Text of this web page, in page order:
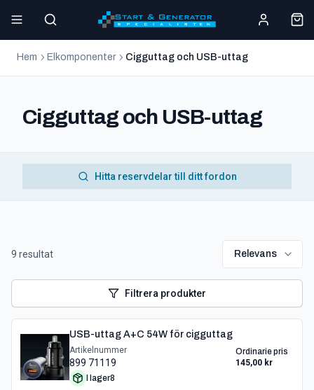
Hem Elkomponenter Cigguttag och USB-uttag
Cigguttag och USB-uttag
Hitta reservdelar till ditt fordon
9 resultat Relevans
Filtrera produkter
USB-uttag A+C 54W för cigguttag
Artikelnummer
899 71119
I lager8
Ordinarie pris
145,00 kr